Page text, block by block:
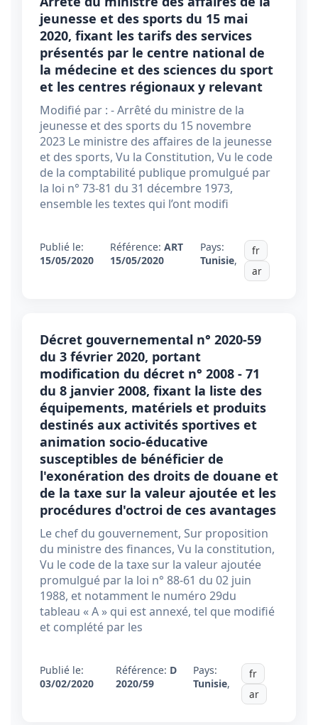
jeunesse et des sports du 15 mai
2020, fixant les tarifs des services
présentés par le centre national de
la médecine et des sciences du sport
et les centres régionaux y relevant
Modifié par : - Arrêté du ministre de la
jeunesse et des sports du 15 novembre
2023 Le ministre des affaires de la jeunesse
et des sports, Vu la Constitution, Vu le code
de la comptabilité publique promulgué par
la loi n° 73-81 du 31 décembre 1973,
ensemble les textes qui l’ont modifi
Publié le:
15/05/2020
Référence: ART
15/05/2020
Pays:
Tunisie,
fr
ar
Décret gouvernemental n° 2020-59
du 3 février 2020, portant
modification du décret n° 2008 - 71
du 8 janvier 2008, fixant la liste des
équipements, matériels et produits
destinés aux activités sportives et
animation socio-éducative
susceptibles de bénéficier de
l'exonération des droits de douane et
de la taxe sur la valeur ajoutée et les
procédures d'octroi de ces avantages
Le chef du gouvernement, Sur proposition
du ministre des finances, Vu la constitution,
Vu le code de la taxe sur la valeur ajoutée
promulgué par la loi n° 88-61 du 02 juin
1988, et notamment le numéro 29du
tableau « A » qui est annexé, tel que modifié
et complété par les
Publié le:
03/02/2020
Référence: D
2020/59
Pays:
Tunisie,
fr
ar